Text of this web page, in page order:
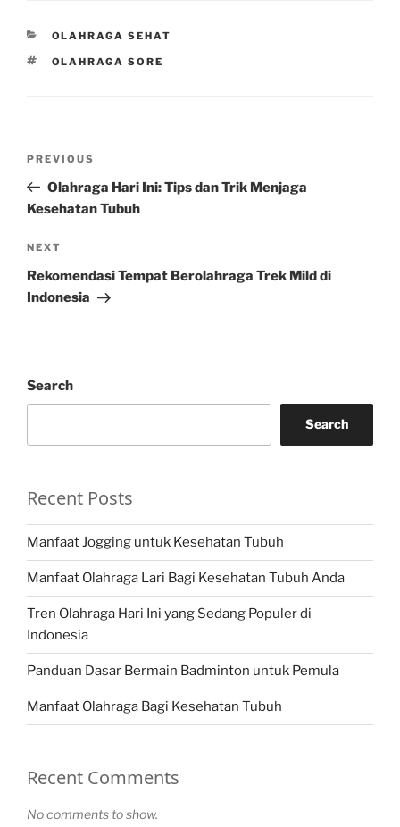
CATEGORIES
OLAHRAGA SEHAT
TAGS
OLAHRAGA SORE
Previous
Post
PREVIOUS
Olahraga Hari Ini: Tips dan Trik Menjaga
Kesehatan Tubuh
Next
Post
NEXT
Rekomendasi Tempat Berolahraga Trek Mild di
Indonesia
Search
Search
Recent Posts
Manfaat Jogging untuk Kesehatan Tubuh
Manfaat Olahraga Lari Bagi Kesehatan Tubuh Anda
Tren Olahraga Hari Ini yang Sedang Populer di
Indonesia
Panduan Dasar Bermain Badminton untuk Pemula
Manfaat Olahraga Bagi Kesehatan Tubuh
Recent Comments
No comments to show.